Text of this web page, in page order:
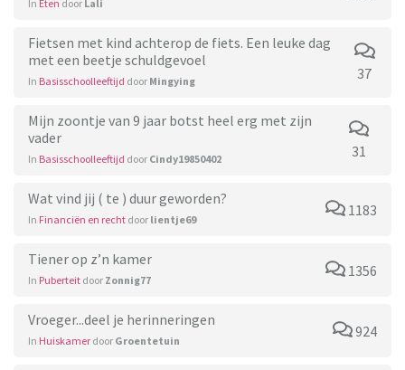
In Eten door Lali
Fietsen met kind achterop de fiets. Een leuke dag
met een beetje schuldgevoel
In Basisschoolleeftijd door Mingying 37
Mijn zoontje van 9 jaar botst heel erg met zijn
vader
In Basisschoolleeftijd door Cindy19850402 31
Wat vind jij ( te ) duur geworden?
In Financiën en recht door lientje69
1183
Tiener op z’n kamer
In Puberteit door Zonnig77
1356
Vroeger...deel je herinneringen
In Huiskamer door Groentetuin
924